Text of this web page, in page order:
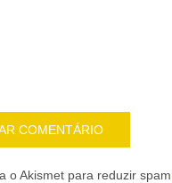
o Akismet para reduzir spam.